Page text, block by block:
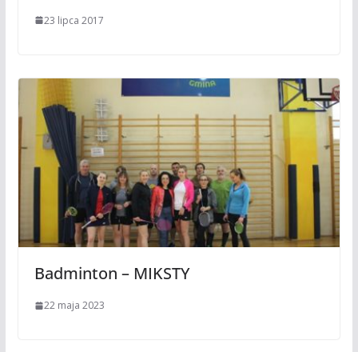
23 lipca 2017
Badminton – MIKSTY
22 maja 2023